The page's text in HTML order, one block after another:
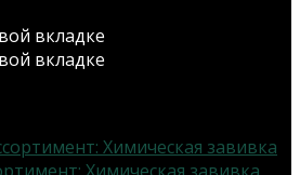
вкладке
вкладке